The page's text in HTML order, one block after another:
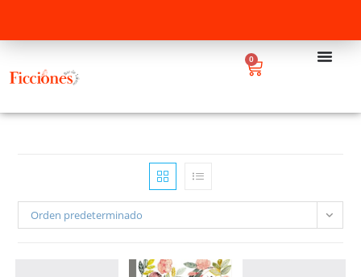
0
Orden predeterminado